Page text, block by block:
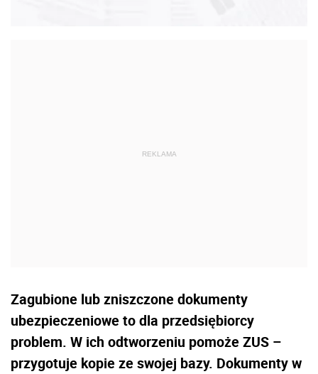
Zagubione lub zniszczone dokumenty
ubezpieczeniowe to dla przedsiębiorcy
problem. W ich odtworzeniu pomoże ZUS –
przygotuje kopie ze swojej bazy. Dokumenty w